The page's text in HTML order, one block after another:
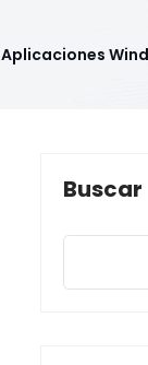
Aplicaciones
Buscar